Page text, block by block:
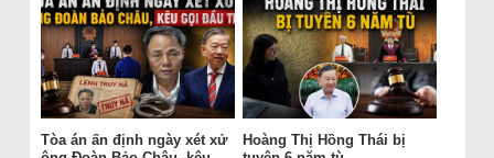
Tòa án ấn định ngày xét xử
Hoàng Thị Hồng Thái bị